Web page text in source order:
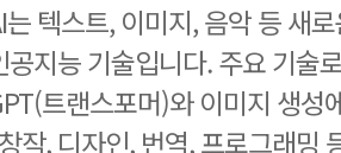
텍스트, 이미지, 음악 등 새
공지능 기술입니다. 주요 기술
트랜스포머)와 이미지 생성
작, 디자인, 번역, 프로그래밍